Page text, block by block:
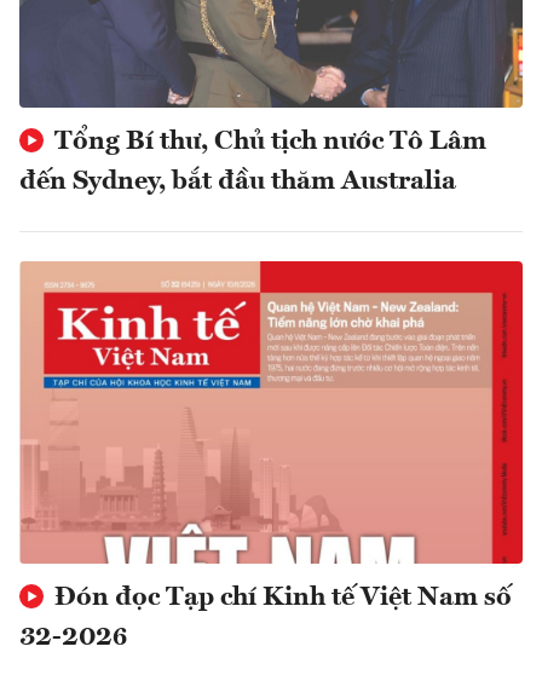
Tổng Bí thư, Chủ tịch nước Tô Lâm
đến Sydney, bắt đầu thăm Australia
Đón đọc Tạp chí Kinh tế Việt Nam số
32-2026